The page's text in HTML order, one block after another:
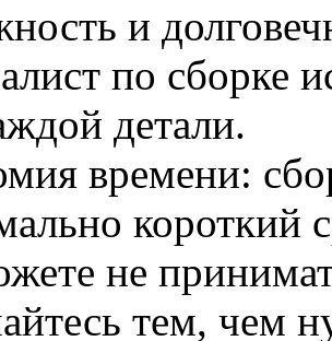
и
по сборке
детали.
времени:
короткий
не
тем, чем